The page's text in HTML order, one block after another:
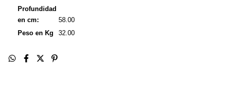
Profundidad
en cm:
58.00
Peso en Kg
32.00